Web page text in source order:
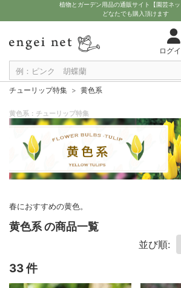
植物とガーデン用品の通販サイト【園芸ネ
どなたでも購入頂けます
ログ
チューリップ特集 黄色系
黄色系：チューリップ特集
春におすすめの黄色。
黄色系 の商品一覧
並び順:
33 件